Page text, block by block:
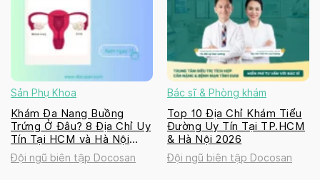
Sản Phụ Khoa
Khám Đa Nang Buồng
Trứng Ở Đâu? 8 Địa Chỉ Uy
Tín Tại HCM và Hà Nội
2026
Đội ngũ biên tập Docosan
Bác sĩ & Phòng khám
Top 10 Địa Chỉ Khám Tiểu
Đường Uy Tín Tại TP.HCM
& Hà Nội 2026
Đội ngũ biên tập Docosan